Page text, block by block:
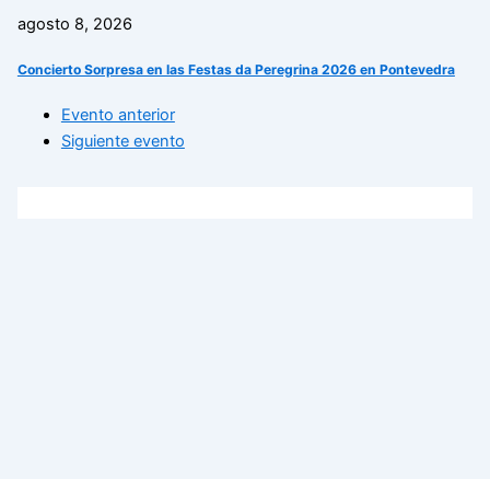
agosto 8, 2026
Concierto Sorpresa en las Festas da Peregrina 2026 en Pontevedra
Evento anterior
Siguiente evento